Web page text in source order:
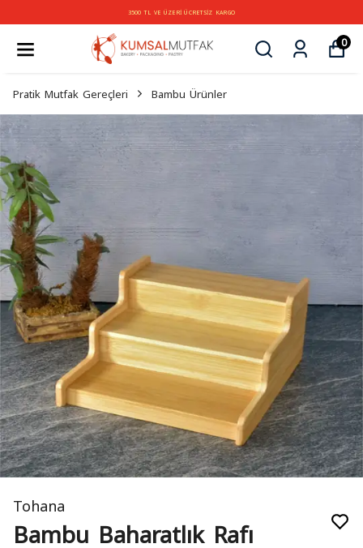
3500 TL VE ÜZERİ ÜCRETSİZ KARGO
0
Pratik Mutfak Gereçleri Bambu Ürünler
Tohana
Bambu Baharatlık Rafı